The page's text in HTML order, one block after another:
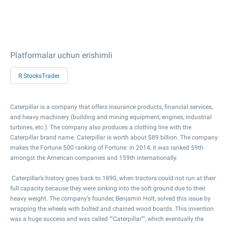
Platformalar uchun erishimli
R StocksTrader
Caterpillar is a company that offers insurance products, financial services,
and heavy machinery (building and mining equipment, engines, industrial
turbines, etc.). The company also produces a clothing line with the
Caterpillar brand name. Caterpillar is worth about $89 billion. The company
makes the Fortune 500 ranking of Fortune: in 2014, it was ranked 59th
amongst the American companies and 159th internationally.
Caterpillar’s history goes back to 1890, when tractors could not run at their
full capacity because they were sinking into the soft ground due to their
heavy weight. The company’s founder, Benjamin Holt, solved this issue by
wrapping the wheels with bolted and chained wood boards. This invention
was a huge success and was called ""Caterpillar"", which eventually the